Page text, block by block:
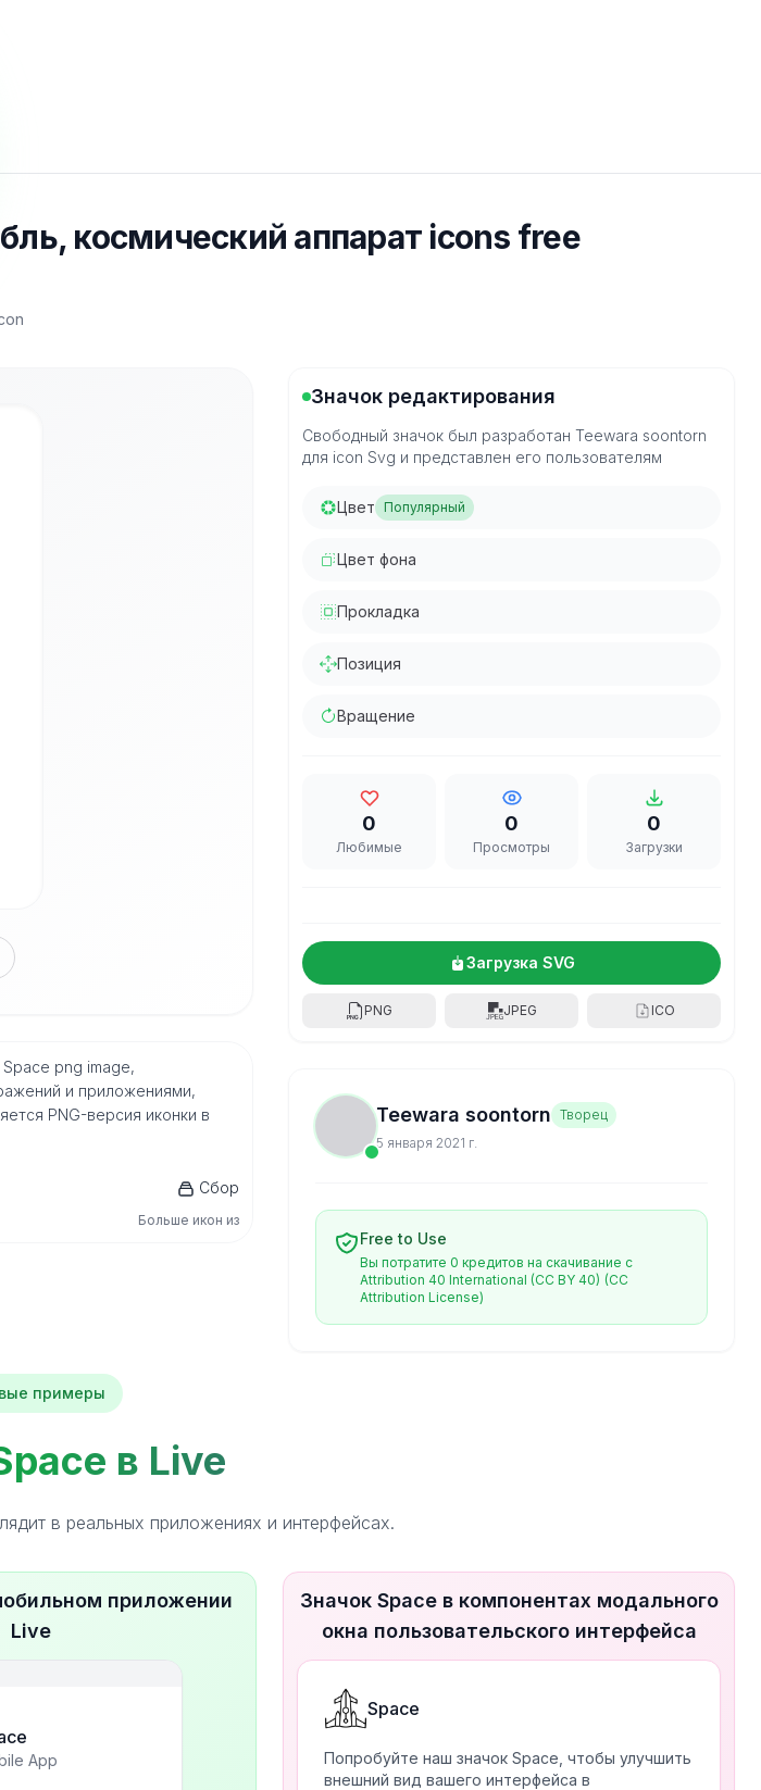
космический аппарат icons free
png image,
и приложениями,
PNG-версия иконки в
Сбор
Больше икон из
Значок редактирования
Свободный значок был разработан Teewara soontorn
для icon Svg и представлен его пользователям
Цвет Популярный
Цвет фона
Прокладка
Позиция
Вращение
0
Любимые
0
Просмотры
0
Загрузки
Загрузка SVG
PNG JPEG ICO
Teewara soontorn Творец
5 января 2021 г.
Free to Use
Вы потратите 0 кредитов на скачивание с
Attribution 40 International (CC BY 40) (CC
Attribution License)
примеры
в Live
в реальных приложениях и интерфейсах.
приложении
Live
App
Значок Space в компонентах модального
окна пользовательского интерфейса
Space
Попробуйте наш значок Space, чтобы улучшить
внешний вид вашего интерфейса в